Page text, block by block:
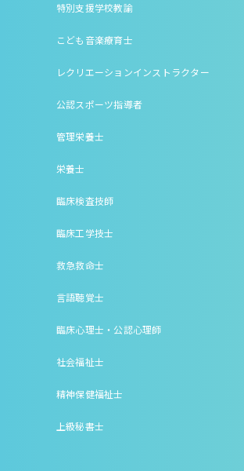
特別支援学校教諭
こども音楽療育士
レクリエーションインストラクター
公認スポーツ指導者
管理栄養士
栄養士
臨床検査技師
臨床工学技士
救急救命士
言語聴覚士
臨床心理士・公認心理師
社会福祉士
精神保健福祉士
上級秘書士